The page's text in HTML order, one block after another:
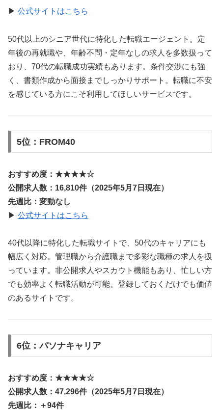
▶ 公式サイトはこちら
50代以上のシニア世代に特化した転職エージェント。定
年後の再就職や、年齢不問・定年なしの求人を多数扱って
おり、70代の転職成功実績もあります。条件交渉にも強
く、書類作成から面接までしっかりサポート。転職に不安
を感じている方にこそ利用してほしいサービスです。
5位：FROM40
おすすめ度：★★★★☆
公開求人数：16,810件（2025年5月7日現在）
先週比：変動なし
▶ 公式サイトはこちら
40代以降に特化した転職サイトで、50代のキャリアにも
幅広く対応。管理職から介護職まで多彩な職種の求人を扱
っています。非公開求人やスカウト機能もあり、忙しい方
でも効率よく転職活動が可能。登録しておくだけでも価値
のあるサイトです。
6位：パソナキャリア
おすすめ度：★★★★☆
公開求人数：47,296件（2025年5月7日現在）
先週比：＋94件